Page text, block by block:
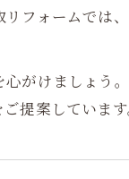
フォームでは
がけましょう。
提案していま